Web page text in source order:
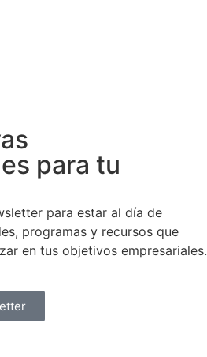
para tu
para estar al día de
programas y recursos que
en tus objetivos empresariales.